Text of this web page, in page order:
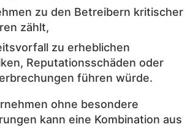
zu den Betreibern kritischer
zählt,
zu erheblichen
Reputationsschäden oder
führen würde.
ohne besondere
kann eine Kombination aus